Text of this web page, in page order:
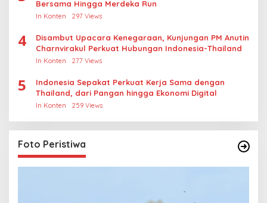
Bersama Hingga Merdeka Run
In Konten 297 Views
4
Disambut Upacara Kenegaraan, Kunjungan PM Anutin
Charnvirakul Perkuat Hubungan Indonesia-Thailand
In Konten 277 Views
5
Indonesia Sepakat Perkuat Kerja Sama dengan
Thailand, dari Pangan hingga Ekonomi Digital
In Konten 259 Views
Foto Peristiwa